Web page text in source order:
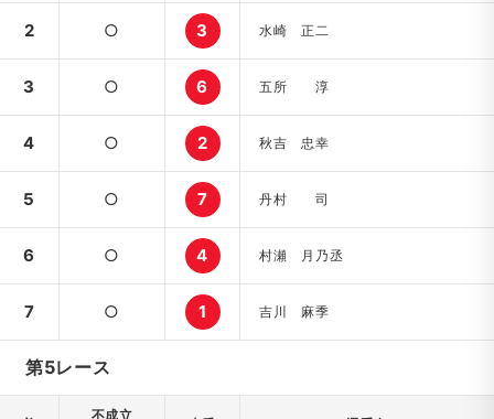
2 ○ 3 水崎 正二
3 ○ 6 五所 淳
4 ○ 2 秋吉 忠幸
5 ○ 7 丹村 司
6 ○ 4 村瀬 月乃丞
7 ○ 1 吉川 麻季
第5レース
不成立